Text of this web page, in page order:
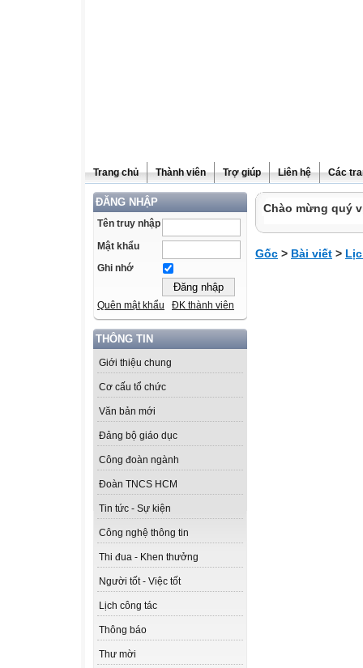
Trang chủ Thành viên Trợ giúp Liên hệ Các
ĐĂNG NHẬP
Tên truy nhập
Mật khẩu
Ghi nhớ
Quên mật khẩu ĐK thành viên
THÔNG TIN
Giới thiệu chung
Cơ cấu tổ chức
Văn bản mới
Đảng bộ giáo dục
Công đoàn ngành
Đoàn TNCS HCM
Tin tức - Sự kiện
Công nghệ thông tin
Thi đua - Khen thưởng
Người tốt - Việc tốt
Lịch công tác
Thông báo
Thư mời
Chào mừng quý
Gốc > Bài viết >